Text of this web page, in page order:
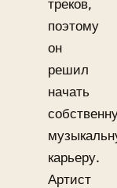
треков,
поэтому
он
решил
начать
карьеру.
Артист